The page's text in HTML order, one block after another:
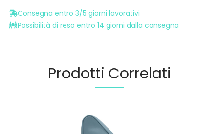
Consegna entro 3/5 giorni lavorativi
Possibilità di reso entro 14 giorni dalla consegna
Prodotti Correlati